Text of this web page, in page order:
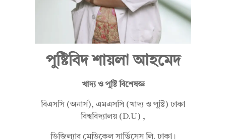
দ পুষ্টিবিদ শায়লা আহমেদ
খাদ্য ও পুষ্টি বিশেষজ্ঞ
বিএসসি (অনার্স), এমএসসি (খাদ্য ও পুষ্টি) ঢাকা
বিশ্ববিদ্যালয় (D.U) ,
ডিজিল্যাব মেডিকেল সার্ভিসেস লি. ঢাকা।